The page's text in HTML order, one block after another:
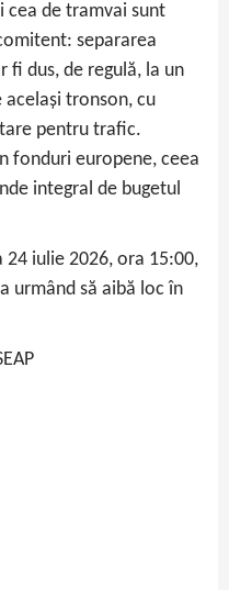
cea de tramvai sunt
separarea
fi dus, de regulă, la un
același tronson, cu
pentru trafic.
fonduri europene, ceea
integral de bugetul
iulie 2026, ora 15:00,
urmând să aibă loc în